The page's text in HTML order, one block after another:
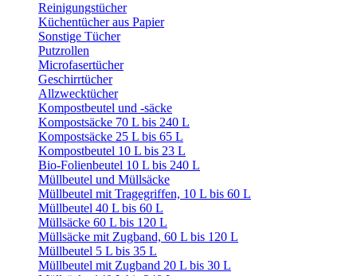
Reinigungstücher
Küchentücher aus Papier
Sonstige Tücher
Putzrollen
Microfasertücher
Geschirrtücher
Allzwecktücher
Kompostbeutel und -säcke
Kompostsäcke 70 L bis 240 L
Kompostsäcke 25 L bis 65 L
Kompostbeutel 10 L bis 23 L
Bio-Folienbeutel 10 L bis 240 L
Müllbeutel und Müllsäcke
Müllbeutel mit Tragegriffen, 10 L bis 60 L
Müllbeutel 40 L bis 60 L
Müllsäcke 60 L bis 120 L
Müllsäcke mit Zugband, 60 L bis 120 L
Müllbeutel 5 L bis 35 L
Müllbeutel mit Zugband 20 L bis 30 L